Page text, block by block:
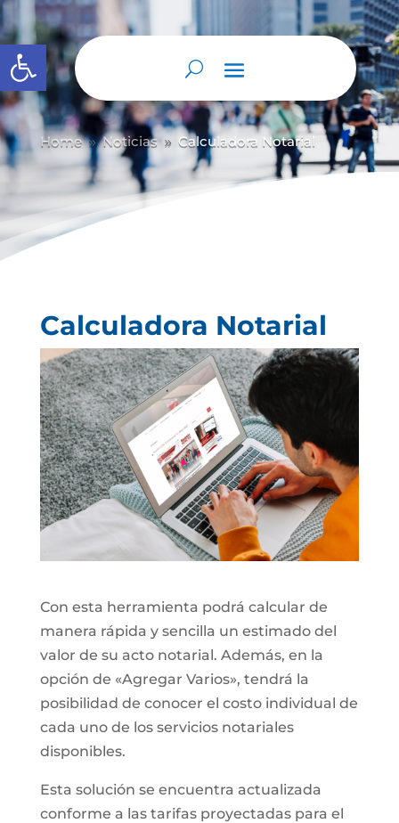
Abrir barra de herramientas
Home 9 Noticias 9 Calculadora Notarial
Calculadora Notarial
Con esta herramienta podrá calcular de
manera rápida y sencilla un estimado del
valor de su acto notarial. Además, en la
opción de «Agregar Varios», tendrá la
posibilidad de conocer el costo individual de
cada uno de los servicios notariales
disponibles.
Esta solución se encuentra actualizada
conforme a las tarifas proyectadas para el